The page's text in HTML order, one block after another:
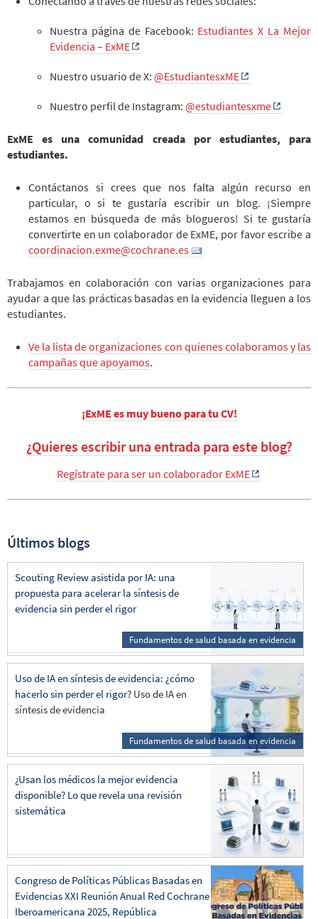
Nuestra página de Facebook: Estudiantes X La Mejor
Evidencia – ExME
Nuestro usuario de X: @EstudiantesxME
Nuestro perfil de Instagram: @estudiantesxme
ExME es una comunidad creada por estudiantes, para
estudiantes.
Contáctanos si crees que nos falta algún recurso en
particular, o si te gustaría escribir un blog. ¡Siempre
estamos en búsqueda de más blogueros! Si te gustaría
convertirte en un colaborador de ExME, por favor escribe a
coordinacion.exme@cochrane.es
Trabajamos en colaboración con varias organizaciones para
ayudar a que las prácticas basadas en la evidencia lleguen a los
estudiantes.
Ve la lista de organizaciones con quienes colaboramos y las
campañas que apoyamos.
¡ExME es muy bueno para tu CV!
¿Quieres escribir una entrada para este blog?
Regístrate para ser un colaborador ExME
Últimos blogs
Scouting Review asistida por IA: una
propuesta para acelerar la síntesis de
evidencia sin perder el rigor
Fundamentos de salud basada en evidencia
Uso de IA en síntesis de evidencia: ¿cómo
hacerlo sin perder el rigor? Uso de IA en
síntesis de evidencia
Fundamentos de salud basada en evidencia
¿Usan los médicos la mejor evidencia
disponible? Lo que revela una revisión
sistemática
Congreso de Políticas Públicas Basadas en
Evidencias XXI Reunión Anual Red Cochrane
Iberoamericana 2025, República